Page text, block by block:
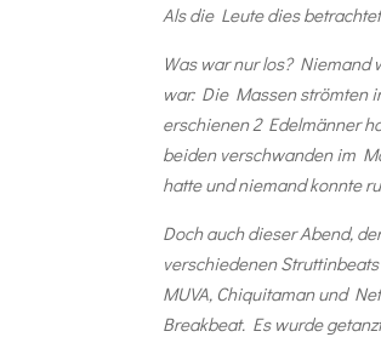
Als die Leute dies
Was war nur los? Niemand
war: Die Massen strömten
erschienen 2 Edelmänner
beiden verschwanden im
hatte und niemand konnte
Doch auch dieser Abend,
verschiedenen
MUVA, Chiquitaman und
Breakbeat. Es wurde